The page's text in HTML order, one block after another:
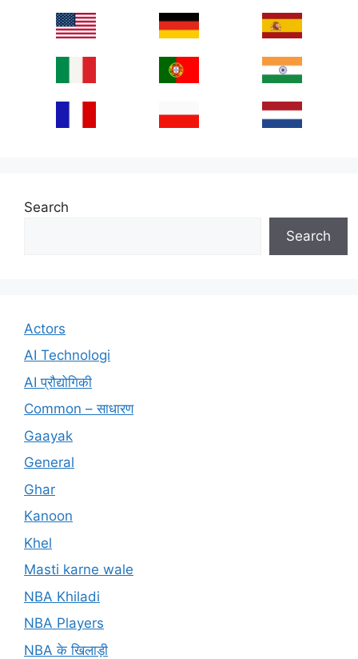
Search
Search
Actors
AI Technologi
AI प्रौद्योगिकी
Common – साधारण
Gaayak
General
Ghar
Kanoon
Khel
Masti karne wale
NBA Khiladi
NBA Players
NBA के खिलाड़ी